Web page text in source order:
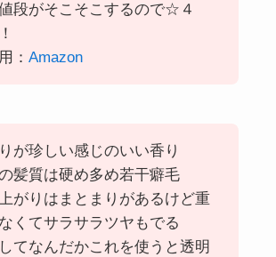
段がそこそこするので☆４
： Amazon
が珍しい感じのいい香り
髪質は硬め多め若干癖毛
がりはまとまりがあるけど重
くてサラサラツヤもでる
てなんだかこれを使うと透明